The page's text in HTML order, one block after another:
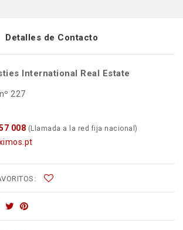
Detalles de Contacto
International Real Estate
227
008 (Llamada a la red fija nacional)